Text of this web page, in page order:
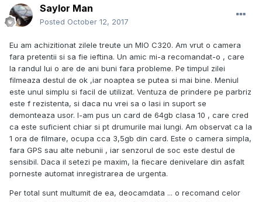
Saylor Man
Posted October 12, 2017
Eu am achizitionat zilele treute un MIO C320. Am vrut o camera
fara pretentii si sa fie ieftina. Un amic mi-a recomandat-o , care
la randul lui o are de ani buni fara probleme. Pe timpul zilei
filmeaza destul de ok ,iar noaptea se putea si mai bine. Meniul
este unul simplu si facil de utilizat. Ventuza de prindere pe parbriz
este f rezistenta, si daca nu vrei sa o lasi in suport se
demonteaza usor. I-am pus un card de 64gb clasa 10 , care cred
ca este suficient chiar si pt drumurile mai lungi. Am observat ca la
1 ora de filmare, ocupa cca 3,5gb din card. Este o camera simpla,
fara GPS sau alte nebunii , iar senzorul de soc este destul de
sensibil. Daca il setezi pe maxim, la fiecare denivelare din asfalt
porneste automat inregistrarea de urgenta.
Per total sunt multumit de ea, deocamdata ... o recomand celor